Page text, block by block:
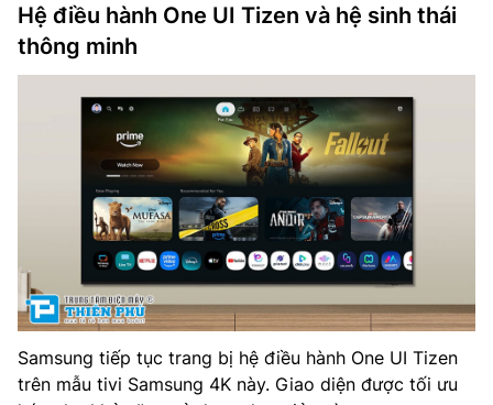
Hệ điều hành One UI Tizen và hệ sinh thái
thông minh
Samsung tiếp tục trang bị hệ điều hành One UI Tizen
trên mẫu tivi Samsung 4K này. Giao diện được tối ưu